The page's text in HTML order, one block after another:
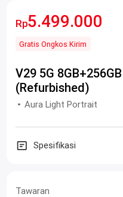
Rp5.499.000
Gratis Ongkos Kirim
V29 5G
(Refurbished)
Aura Light Portrait
Spesifikasi
Tawaran